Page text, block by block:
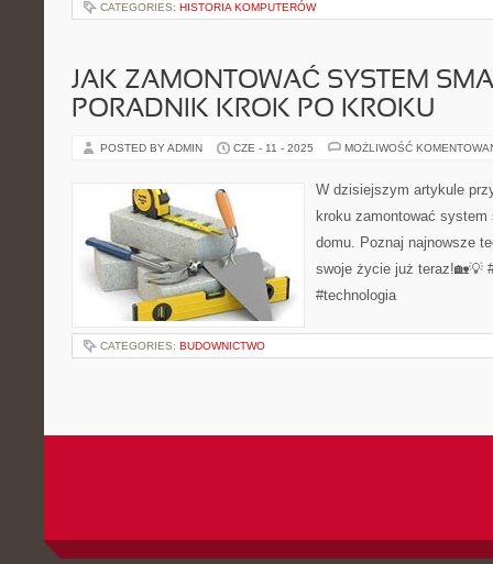
CATEGORIES: HISTORIA KOMPUTERÓW
JAK ZAMONTOWAĆ SYSTEM
PORADNIK KROK PO KROKU
POSTED BY ADMIN CZE - 11 - 2025 MOŻLIWOŚĆ
W dzisiejszym artykule
kroku zamontować
domu. Poznaj najnowsze
swoje życie już teraz!🏡💡
#technologia
CATEGORIES: BUDOWNICTWO